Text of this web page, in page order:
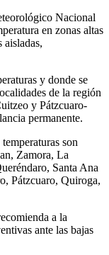
Nacional
en zonas altas
y donde se
de la región
y Pátzcuaro-
permanente.
son
Zamora, La
Santa Ana
Pátzcuaro, Quiroga,
a la
ante las bajas